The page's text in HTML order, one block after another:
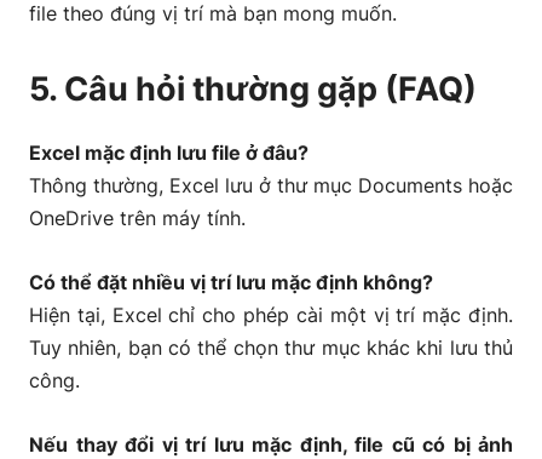
file theo đúng vị trí mà bạn mong muốn.
5. Câu hỏi thường gặp (FAQ)
Excel mặc định lưu file ở đâu?
Thông thường, Excel lưu ở thư mục Documents hoặc
OneDrive trên máy tính.
Có thể đặt nhiều vị trí lưu mặc định không?
Hiện tại, Excel chỉ cho phép cài một vị trí mặc định.
Tuy nhiên, bạn có thể chọn thư mục khác khi lưu thủ
công.
Nếu thay đổi vị trí lưu mặc định, file cũ có bị ảnh